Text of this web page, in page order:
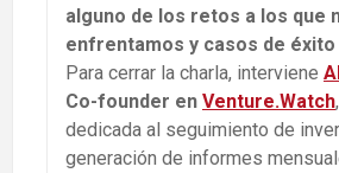
alguno de los retos a los que
enfrentamos y casos de
Para cerrar la charla, interviene
Co-founder en Venture.Watch
dedicada al seguimiento de
generación de informes